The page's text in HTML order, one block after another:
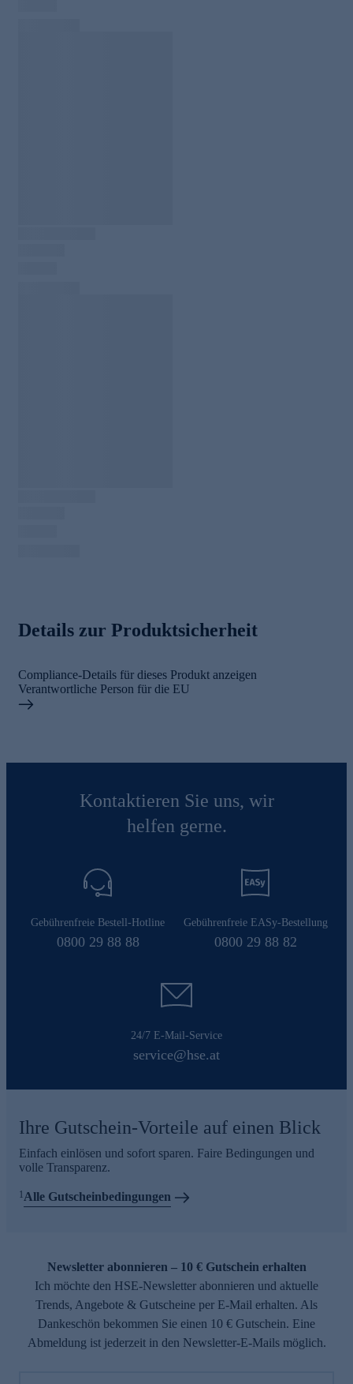
Details zur Produktsicherheit
Compliance-Details für dieses Produkt anzeigen
Verantwortliche Person für die EU
Kontaktieren Sie uns, wir
helfen gerne.
Gebührenfreie Bestell-Hotline
0800 29 88 88
Gebührenfreie EASy-Bestellung
0800 29 88 82
24/7 E-Mail-Service
service@hse.at
Ihre Gutschein-Vorteile auf einen Blick
Einfach einlösen und sofort sparen. Faire Bedingungen und
volle Transparenz.
1 Alle Gutscheinbedingungen
Newsletter abonnieren – 10 € Gutschein erhalten
Ich möchte den HSE-Newsletter abonnieren und aktuelle
Trends, Angebote & Gutscheine per E-Mail erhalten. Als
Dankeschön bekommen Sie einen 10 € Gutschein. Eine
Abmeldung ist jederzeit in den Newsletter-E-Mails möglich.